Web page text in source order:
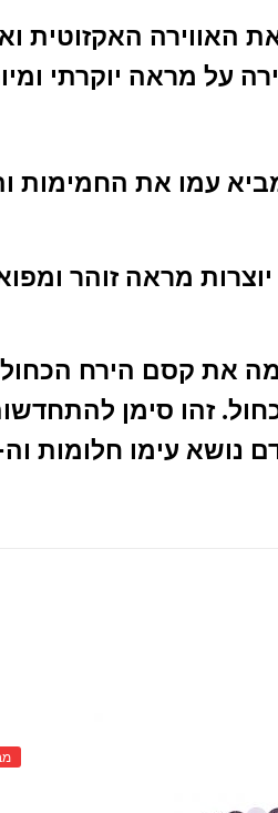
האווירה
על מראה יוקרתי
עמו את החמימות
מראה זוהר
את קסם הירח
זהו סימן